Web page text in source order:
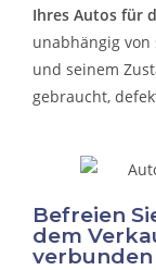
Ihres Autos für
unabhängig von
und seinem
gebraucht,
Befreien
dem
verbunden